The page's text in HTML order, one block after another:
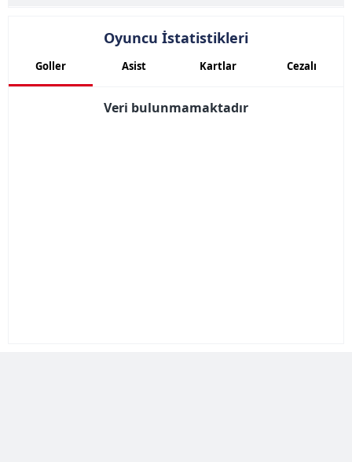
Oyuncu İstatistikleri
Goller Asist Kartlar Cezalı
Veri bulunmamaktadır